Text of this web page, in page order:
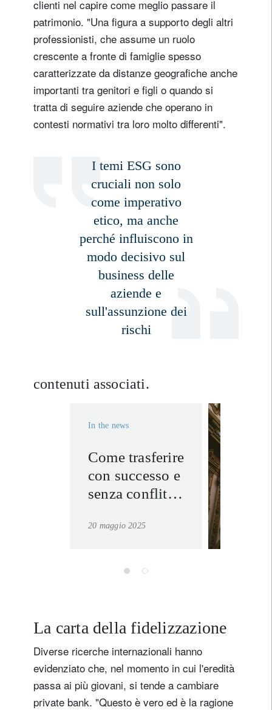
clienti nel capire come meglio passare il
patrimonio. "Una figura a supporto degli altri
professionisti, che assume un ruolo
crescente a fronte di famiglie spesso
caratterizzate da distanze geografiche anche
importanti tra genitori e figli o quando si
tratta di seguire aziende che operano in
contesti normativi tra loro molto differenti".
I temi ESG sono
cruciali non solo
come imperativo
etico, ma anche
perché influiscono in
modo decisivo sul
business delle
aziende e
sull'assunzione dei
rischi
contenuti associati.
In the news
Come trasferire
con successo e
senza conflitti
di famiglia alla
successiva
20 maggio 2025
La carta della fidelizzazione
Diverse ricerche internazionali hanno
evidenziato che, nel momento in cui l'eredità
passa ai più giovani, si tende a cambiare
private bank. "Questo è vero ed è la ragione
Registrati per ricevere la nostra
Non sono un/una residente o cittadino/a degli Stati Uniti
registrati ora